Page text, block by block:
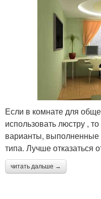
Если в комнате для
использовать люстру ,
варианты, выполненные
типа. Лучше отказаться
читать дальше →